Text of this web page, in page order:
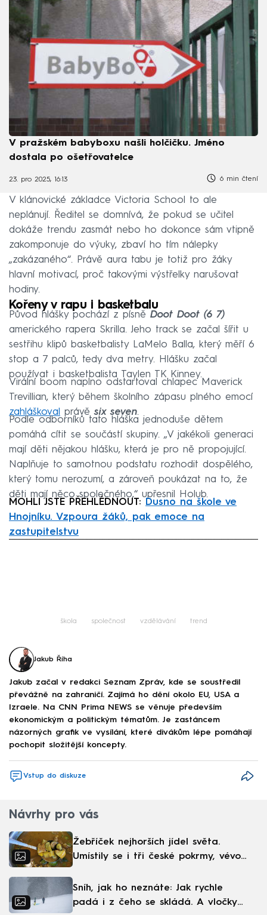
V pražském babyboxu našli holčičku. Jméno
dostala po ošetřovatelce
23. pro 2025, 16:13 6 min čtení
V klánovické základce Victoria School to ale
neplánují. Ředitel se domnívá, že pokud se učitel
dokáže trendu zasmát nebo ho dokonce sám vtipně
zakomponuje do výuky, zbaví ho tím nálepky
„zakázaného“. Právě aura tabu je totiž pro žáky
hlavní motivací, proč takovými výstřelky narušovat
hodiny.
Kořeny v rapu i basketbalu
Původ hlášky pochází z písně Doot Doot (6 7)
amerického rapera Skrilla. Jeho track se začal šířit u
sestřihu klipů basketbalisty LaMelo Balla, který měří 6
stop a 7 palců, tedy dva metry. Hlášku začal
používat i basketbalista Taylen TK Kinney.
Virální boom naplno odstartoval chlapec Maverick
Trevillian, který během školního zápasu plného emocí
zahláškoval
právěsix seven.
Podle odborníků tato hláška jednoduše dětem
pomáhá cítit se součástí skupiny. „V jakékoli generaci
mají děti nějakou hlášku, která je pro ně propojující.
Naplňuje to samotnou podstatu rozhodit dospělého,
který tomu nerozumí, a zároveň poukázat na to, že
děti mají něco společného,“ upřesnil Holub.
MOHLI JSTE PŘEHLÉDNOUT:
Dusno na škole ve
Hnojníku. Vzpoura žáků, pak emoce na
zastupitelstvu
škola společnost vzdělávání trend
Jakub Říha
Jakub začal v redakci Seznam Zpráv, kde se soustředil
převážně na zahraničí. Zajímá ho dění okolo EU, USA a
Izraele. Na CNN Prima NEWS se věnuje především
ekonomickým a politickým tématům. Je zastáncem
názorných grafik ve vysílání, které divákům lépe pomáhají
pochopit složitější koncepty.
Vstup do diskuze
Návrhy pro vás
Žebříček nejhorších jídel světa.
Umístily se i tři české pokrmy, vévodí
Sníh, jak ho neznáte: Jak rychle
padá i z čeho se skládá. A vločky